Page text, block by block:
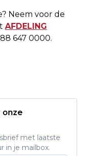
Neem voor de
AFDELING
647 0000.
onze
met laatste
in je mailbox.